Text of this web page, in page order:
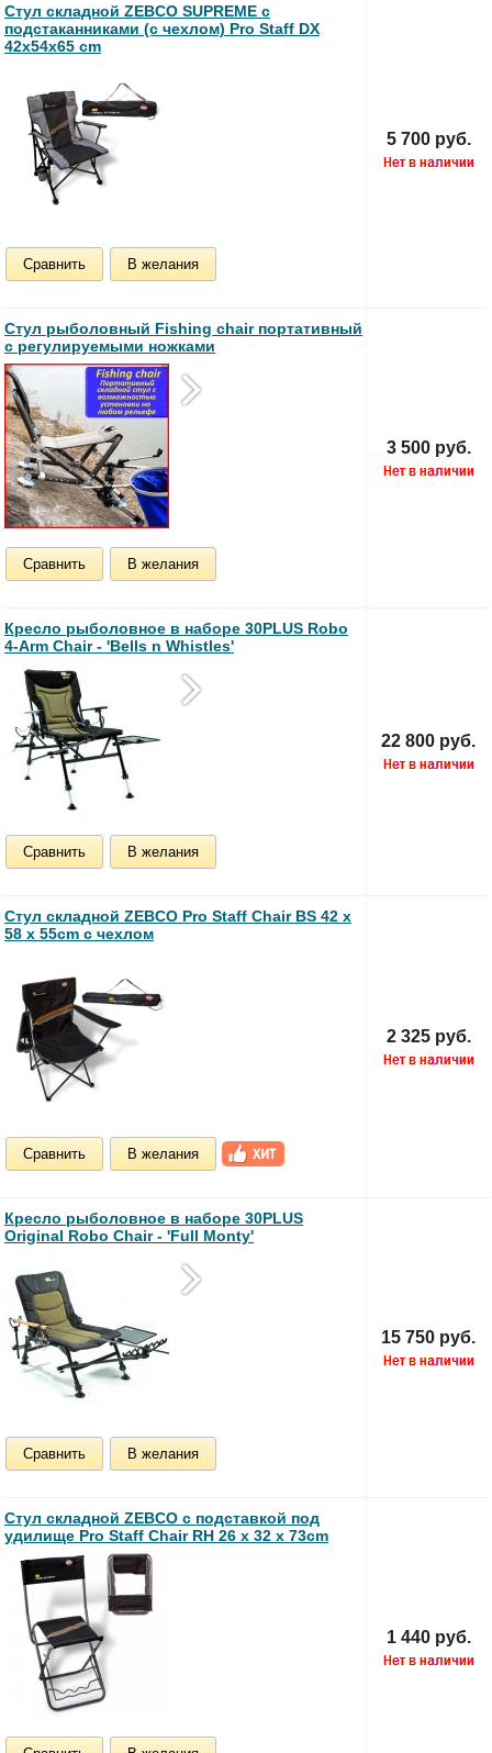
Стул складной ZEBCO SUPREME с
подстаканниками (с чехлом) Pro Staff DX
42x54x65 cm
Сравнить В желания
5 700 руб.
Стул рыболовный Fishing chair портативный
с регулируемыми ножками
Сравнить В желания
3 500 руб.
Кресло рыболовное в наборе 30PLUS Robo
4-Arm Chair - 'Bells n Whistles'
Сравнить В желания
22 800 руб.
Стул складной ZEBCO Pro Staff Chair BS 42 x
58 x 55cm с чехлом
Сравнить В желания
2 325 руб.
Кресло рыболовное в наборе 30PLUS
Original Robo Chair - 'Full Monty'
Сравнить В желания
15 750 руб.
Стул складной ZEBCO c подставкой под
удилище Pro Staff Chair RH 26 x 32 x 73cm
1 440 руб.